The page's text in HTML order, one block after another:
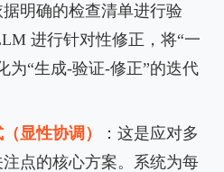
明确的检查清单进行验
进行针对性修正，将“一
为“生成-验证-修正”的迭代
显性协调）
：这是应对多
点的核心方案。系统为每